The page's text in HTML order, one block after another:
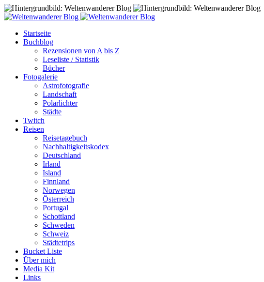
Startseite
Buchblog
Rezensionen von A bis Z
Leseliste / Statistik
Bücher
Fotogalerie
Astrofotografie
Landschaft
Polarlichter
Städte
Twitch
Reisen
Reisetagebuch
Nachhaltigkeitskodex
Deutschland
Irland
Island
Finnland
Norwegen
Österreich
Portugal
Schottland
Schweden
Schweiz
Städtetrips
Bucket Liste
Über mich
Media Kit
Links